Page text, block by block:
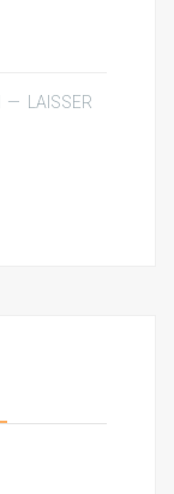
LAISSER